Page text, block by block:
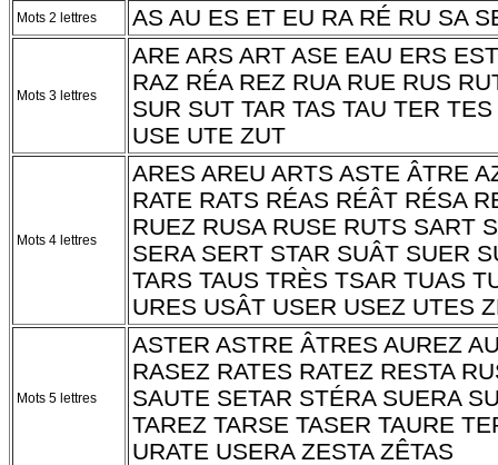
Mots 2 lettres AS AU ES ET EU RA RÉ RU SA
Mots 3 lettres
ARE ARS ART ASE EAU ERS
RAZ RÉA REZ RUA RUE RUS
SUR SUT TAR TAS TAU TER
USE UTE ZUT
Mots 4 lettres
ARES AREU ARTS ASTE ÂTRE
RATE RATS RÉAS RÉÂT RÉSA
RUEZ RUSA RUSE RUTS SART
SERA SERT STAR SUÂT SUER
TARS TAUS TRÈS TSAR TUAS
URES USÂT USER USEZ UTES
Mots 5 lettres
ASTER ASTRE ÂTRES AUREZ
RASEZ RATES RATEZ RESTA
SAUTE SETAR STÉRA SUERA
TAREZ TARSE TASER TAURE
URATE USERA ZESTA ZÊTAS